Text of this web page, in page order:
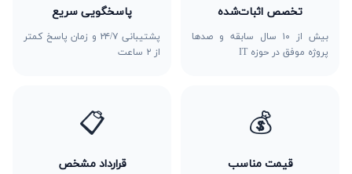
تخصص اثبات‌شده
بیش از ۱۰ سال سابقه و صدها
پروژه موفق در حوزه IT
پاسخگویی سریع
پشتیبانی ۲۴/۷ و زمان پاسخ کمتر
از ۲ ساعت
💰
قیمت مناسب
📋
قرارداد مشخص